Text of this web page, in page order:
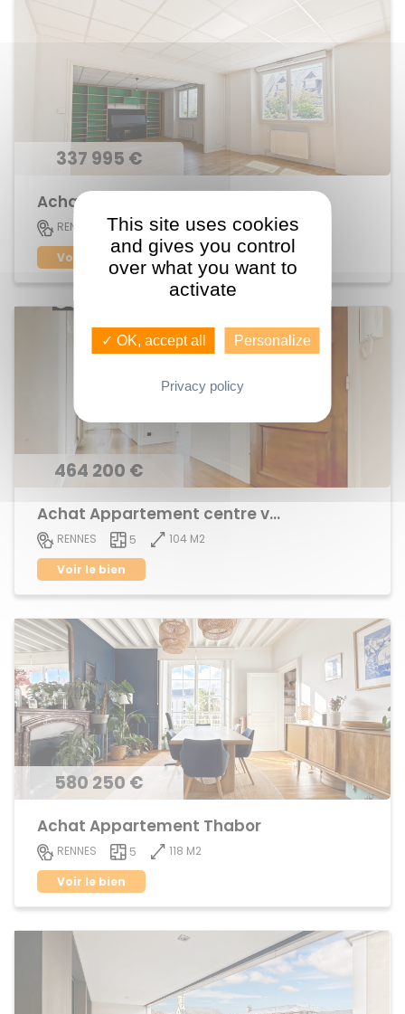
337 995 €
RENNES 5
113 M2
Voir le bien
464 200 €
Achat Appartement centre ville
RENNES 5
104 M2
Voir le bien
580 250 €
Achat Appartement Thabor
RENNES 5
118 M2
Voir le bien
This site uses cookies
and gives you control
over what you want to
activate
✓ OK, accept all Personalize
Privacy policy